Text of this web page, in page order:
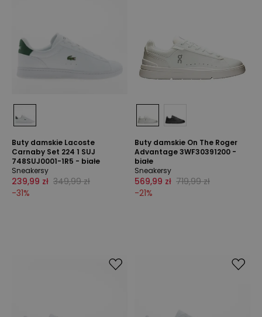
Buty damskie Lacoste
Carnaby Set 224 1 SUJ
748SUJ0001-1R5 - białe
Sneakersy
239,99 zł 349,99 zł
-31%
Buty damskie On The Roger
Advantage 3WF30391200 -
białe
Sneakersy
569,99 zł 719,99 zł
-21%